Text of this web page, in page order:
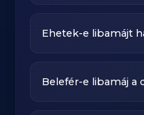
Ehetek-e libamájt
Belefér-e libamáj a